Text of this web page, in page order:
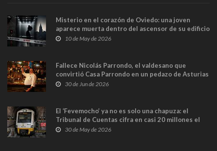
Misterio en el corazón de Oviedo: una joven
aparece muerta dentro del ascensor de su edificio
y las cámaras captan sus últimos minutos
10 de May de 2026
Fallece Nicolás Parrondo, el valdesano que
convirtió Casa Parrondo en un pedazo de Asturias
en Madrid
30 de Jun de 2026
El ‘Fevemocho’ ya no es solo una chapuza: el
Tribunal de Cuentas cifra en casi 20 millones el
sobrecoste de los trenes que no cabían por los
30 de May de 2026